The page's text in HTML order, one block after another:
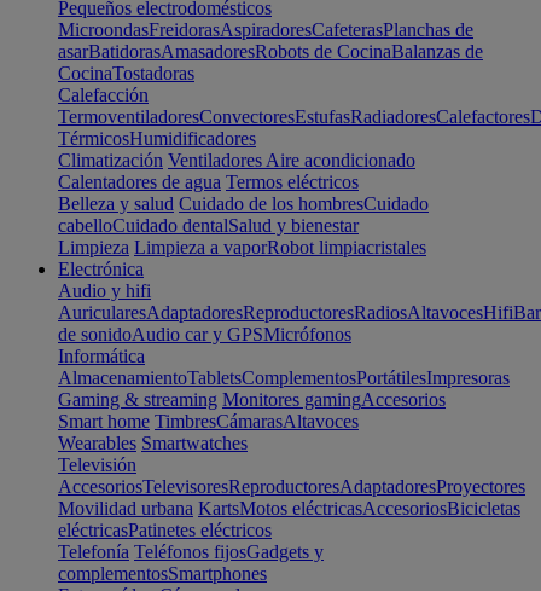
Pequeños electrodomésticos
MicroondasFreidorasAspiradoresCafeterasPlanchas de
asarBatidorasAmasadoresRobots de CocinaBalanzas de
CocinaTostadoras
Calefacción
TermoventiladoresConvectoresEstufasRadiadoresCalefactores
TérmicosHumidificadores
Climatización Ventiladores Aire acondicionado
Calentadores de agua Termos eléctricos
Belleza y salud Cuidado de los hombresCuidado
cabelloCuidado dentalSalud y bienestar
Limpieza Limpieza a vaporRobot limpiacristales
Electrónica
Audio y hifi
AuricularesAdaptadoresReproductoresRadiosAltavocesHifi
de sonidoAudio car y GPSMicrófonos
Informática
AlmacenamientoTabletsComplementosPortátilesImpresoras
Gaming & streaming Monitores gamingAccesorios
Smart home TimbresCámarasAltavoces
Wearables Smartwatches
Televisión
AccesoriosTelevisoresReproductoresAdaptadoresProyectores
Movilidad urbana KartsMotos eléctricasAccesoriosBicicletas
eléctricasPatinetes eléctricos
Telefonía Teléfonos fijosGadgets y
complementosSmartphones